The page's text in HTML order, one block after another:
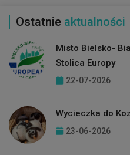
Ostatnie aktualności
Misto Bielsko-
Stolica Europy
22-07-2026
Wycieczka do
23-06-2026